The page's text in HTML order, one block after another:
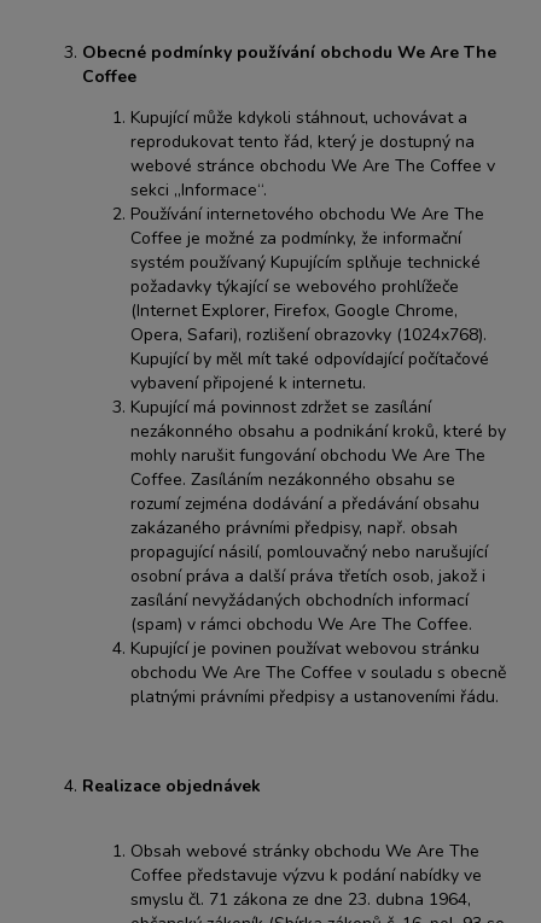
Obecné podmínky používání obchodu We Are The
Coffee
Kupující může kdykoli stáhnout, uchovávat a
reprodukovat tento řád, který je dostupný na
webové stránce obchodu We Are The Coffee v
sekci „Informace“.
Používání internetového obchodu We Are The
Coffee je možné za podmínky, že informační
systém používaný Kupujícím splňuje technické
požadavky týkající se webového prohlížeče
(Internet Explorer, Firefox, Google Chrome,
Opera, Safari), rozlišení obrazovky (1024x768).
Kupující by měl mít také odpovídající počítačové
vybavení připojené k internetu.
Kupující má povinnost zdržet se zasílání
nezákonného obsahu a podnikání kroků, které by
mohly narušit fungování obchodu We Are The
Coffee. Zasíláním nezákonného obsahu se
rozumí zejména dodávání a předávání obsahu
zakázaného právními předpisy, např. obsah
propagující násilí, pomlouvačný nebo narušující
osobní práva a další práva třetích osob, jakož i
zasílání nevyžádaných obchodních informací
(spam) v rámci obchodu We Are The Coffee.
Kupující je povinen používat webovou stránku
obchodu We Are The Coffee v souladu s obecně
platnými právními předpisy a ustanoveními řádu.
Realizace objednávek
Obsah webové stránky obchodu We Are The
Coffee představuje výzvu k podání nabídky ve
smyslu čl. 71 zákona ze dne 23. dubna 1964,